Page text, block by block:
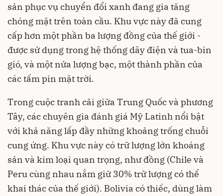
sản phục vụ chuyển đổi xanh đang gia tăng
chóng mặt trên toàn cầu. Khu vực này đã cung
cấp hơn một phần ba lượng đồng của thế giới -
được sử dụng trong hệ thống dây điện và tua-bin
gió, và một nửa lượng bạc, một thành phần của
các tấm pin mặt trời.
Trong cuộc tranh cãi giữa Trung Quốc và phương
Tây, các chuyên gia đánh giá Mỹ Latinh nổi bật
với khả năng lấp đầy những khoảng trống chuỗi
cung ứng. Khu vực này có trữ lượng lớn khoáng
sản và kim loại quan trọng, như đồng (Chile và
Peru cùng nhau nắm giữ 30% trữ lượng có thể
khai thác của thế giới). Bolivia có thiếc, dùng làm